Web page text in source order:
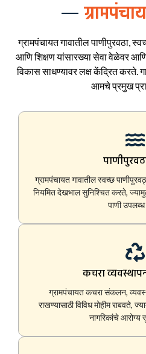
ग्रामपंचायत गावातील पाणीपुरवठा,
आणि शिक्षण यांसारख्या सेवा वेळेवर आणि
विकास साधण्यावर लक्ष केंद्रित करते.
आमचे प्रमुख
ग्रामपंचायत गावातील स्वच्छ
नियमित देखभाल सुनिश्चित करते,
पाणी उपलब्ध
कचरा
ग्रामपंचायत कचरा संकलन,
राखण्यासाठी विविध मोहीम राबवते,
नागरिकांचे आरोग्य